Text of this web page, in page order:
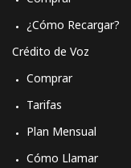
¿Cómo Recargar?
Crédito de Voz
Comprar
Tarifas
Plan Mensual
Cómo Llamar